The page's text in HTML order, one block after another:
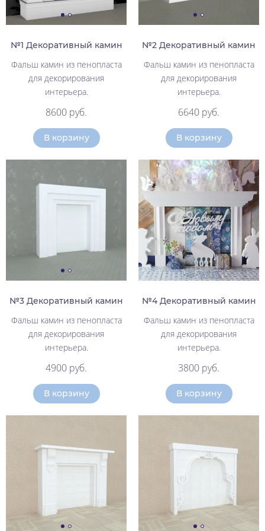
№1 Декоративный камин
Фальш камин из пенопласта
для декорирования
интерьера.
8600 руб.
В корзину
№2 Декоративный камин
Фальш камин из пенопласта
для декорирования
интерьера.
6640 руб.
В корзину
№3 Декоративный камин
Фальш камин из пенопласта
для декорирования
интерьера.
4900 руб.
В корзину
№4 Декоративный камин
Фальш камин из пенопласта
для декорирования
интерьера.
3800 руб.
В корзину